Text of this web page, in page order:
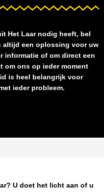
Het Laar nodig heeft, bel
altijd een oplossing voor uw
informatie of om direct een
om ons op ieder moment
is heel belangrijk voor
ieder probleem.
? U doet het licht aan of u